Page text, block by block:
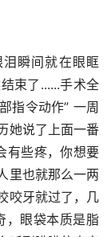
瞬间就在眼眶
束了......手术全
指令动作” 一周
她说了上面一番
有些疼，你想要
里也就那么一两
咬牙就过了，几
，眼袋本质是脂